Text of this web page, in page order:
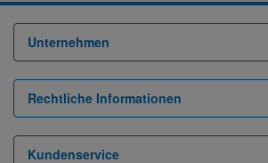
Unternehmen
Rechtliche Informationen
Kundenservice